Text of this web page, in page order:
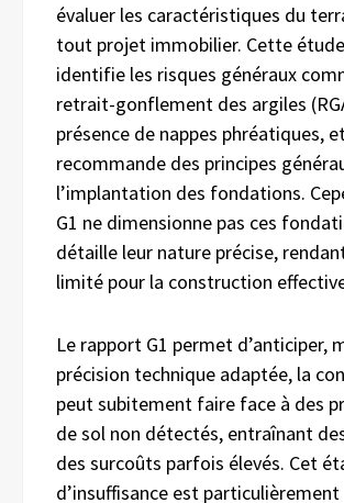
évaluer les caractéristiques du
tout projet immobilier. Cette
identifie les risques généraux
retrait-gonflement des argiles
présence de nappes phréatiques,
recommande des principes
l’implantation des fondations.
G1 ne dimensionne pas ces
détaille leur nature précise,
limité pour la construction
Le rapport G1 permet d’anticiper,
précision technique adaptée, la
peut subitement faire face à des
de sol non détectés, entraînant
des surcoûts parfois élevés. Cet
d’insuffisance est particulièrement